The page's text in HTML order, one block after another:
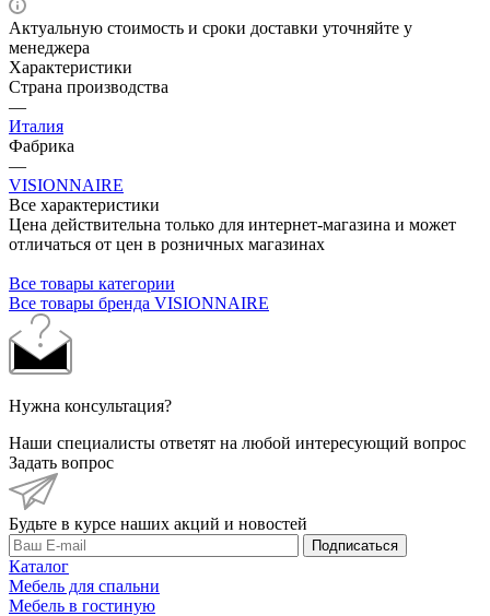
Актуальную стоимость и сроки доставки уточняйте у
менеджера
Характеристики
Страна производства
—
Италия
Фабрика
—
VISIONNAIRE
Все характеристики
Цена действительна только для интернет-магазина и может
отличаться от цен в розничных магазинах
Все товары категории
Все товары бренда VISIONNAIRE
Нужна консультация?
Наши специалисты ответят на любой интересующий вопрос
Задать вопрос
Будьте в курсе наших акций и новостей
Подписаться
Каталог
Мебель для спальни
Мебель в гостиную